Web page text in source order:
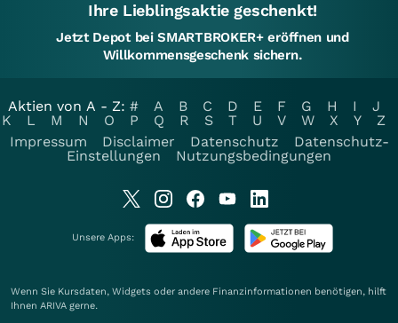
Ihre Lieblingsaktie geschenkt!
Jetzt Depot bei SMARTBROKER+ eröffnen und
Willkommensgeschenk sichern.
Aktien von A - Z: # A B C D E F G H I
J
K
L M N O P Q R S T U V W X Y
Z
Impressum
Disclaimer Datenschutz
Datenschutz-
Einstellungen
Nutzungsbedingungen
Unsere Apps:
Wenn Sie Kursdaten, Widgets oder andere Finanzinformationen benötigen, hilft
Ihnen ARIVA gerne.